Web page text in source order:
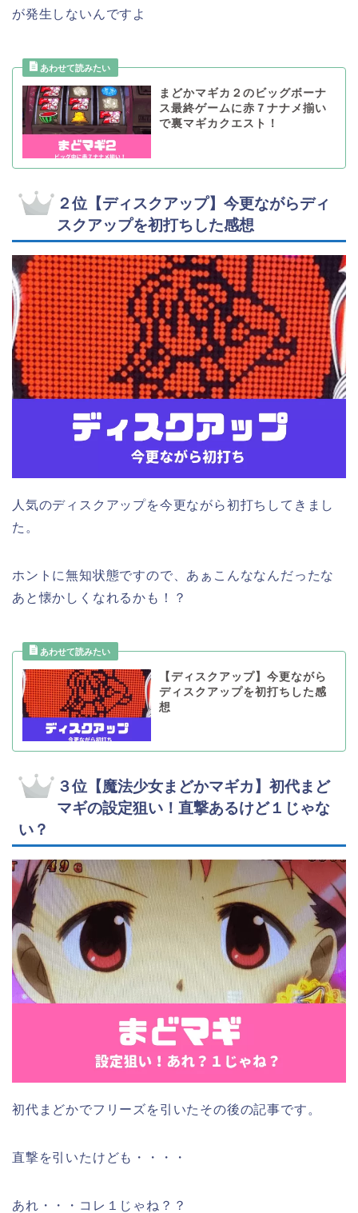
が発生しないんですよ
まどかマギカ２のビッグボーナ
ス最終ゲームに赤７ナナメ揃い
で裏マギカクエスト！
２位【ディスクアップ】今更ながらディ
スクアップを初打ちした感想
人気のディスクアップを今更ながら初打ちしてきまし
た。
ホントに無知状態ですので、あぁこんななんだったな
あと懐かしくなれるかも！？
【ディスクアップ】今更ながら
ディスクアップを初打ちした感
想
３位【魔法少女まどかマギカ】初代まど
マギの設定狙い！直撃あるけど１じゃな
い？
初代まどかでフリーズを引いたその後の記事です。
直撃を引いたけども・・・・
あれ・・・コレ１じゃね？？